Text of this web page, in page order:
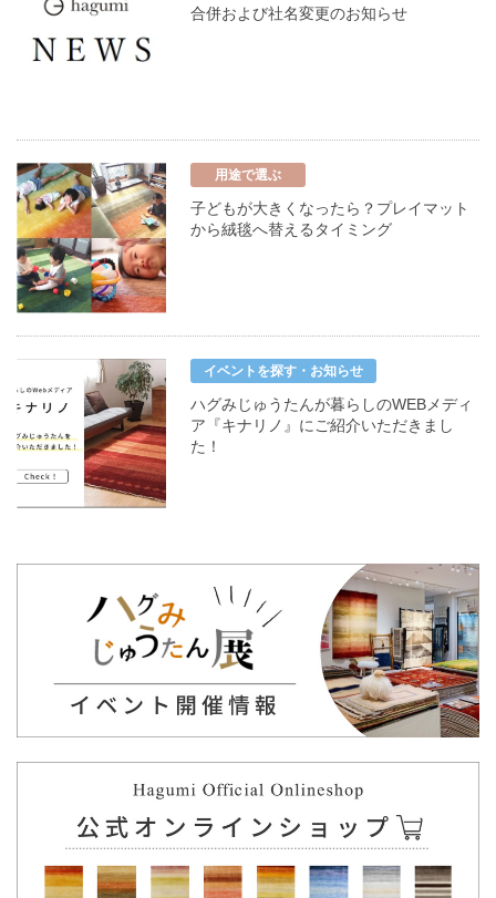
合併および社名変更のお知らせ
用途で選ぶ
子どもが大きくなったら？プレイマット
から絨毯へ替えるタイミング
イベントを探す・お知らせ
ハグみじゅうたんが暮らしのWEBメディ
ア『キナリノ』にご紹介いただきまし
た！